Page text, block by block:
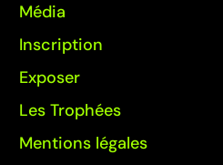
Média
Inscription
Exposer
Les Trophées
Mentions légales